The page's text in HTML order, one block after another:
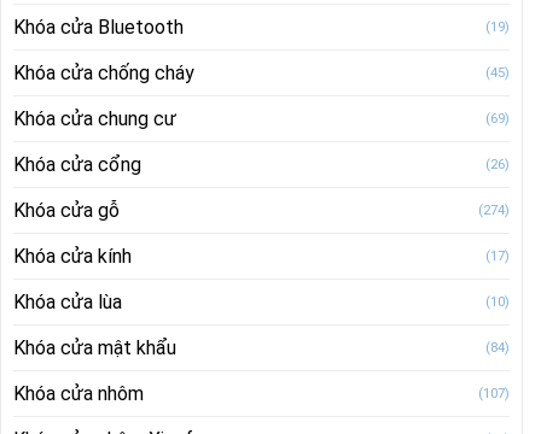
Khóa cửa Bluetooth (19)
Khóa cửa chống cháy (45)
Khóa cửa chung cư (69)
Khóa cửa cổng (26)
Khóa cửa gỗ (274)
Khóa cửa kính (17)
Khóa cửa lùa (10)
Khóa cửa mật khẩu (84)
Khóa cửa nhôm (107)